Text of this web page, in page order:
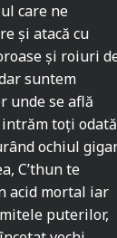
care ne
și atacă cu
și roiuri
suntem
unde se află
intrăm toți odată
ochiul
C’thun te
acid mortal iar
puterilor,